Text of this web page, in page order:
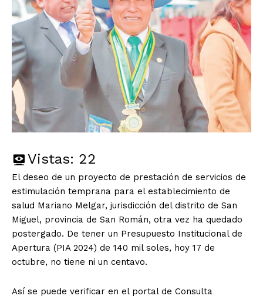
Vistas: 22
El deseo de un proyecto de prestación de servicios de
estimulación temprana para el establecimiento de
salud Mariano Melgar, jurisdicción del distrito de San
Miguel, provincia de San Román, otra vez ha quedado
postergado. De tener un Presupuesto Institucional de
Apertura (PIA 2024) de 140 mil soles, hoy 17 de
octubre, no tiene ni un centavo.
Así se puede verificar en el portal de Consulta